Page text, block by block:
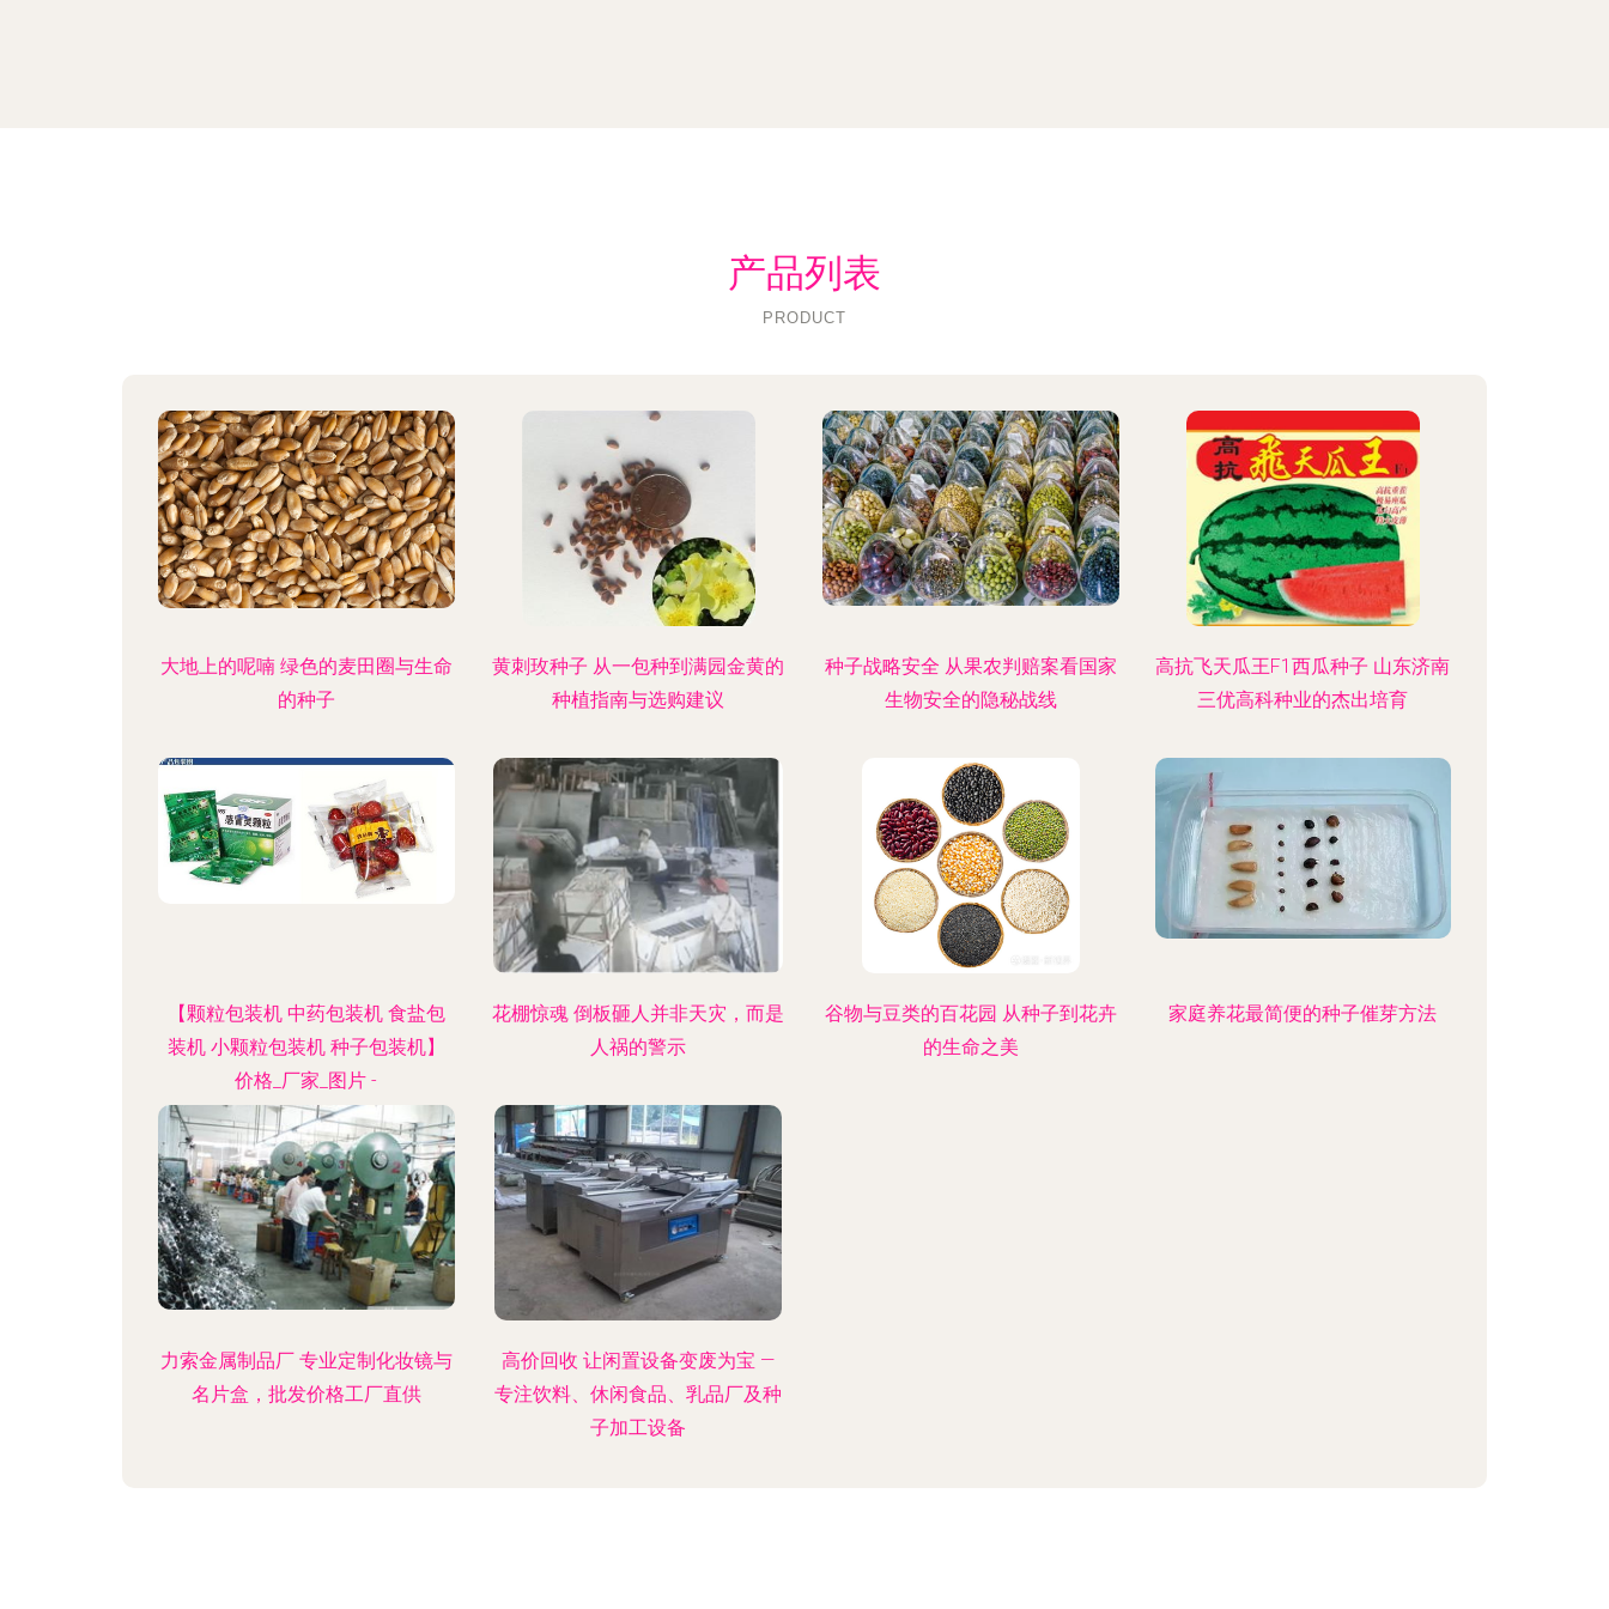
产品列表
PRODUCT
大地上的呢喃 绿色的麦田圈与生命
的种子
黄刺玫种子 从一包种到满园金黄的
种植指南与选购建议
种子战略安全 从果农判赔案看国家
生物安全的隐秘战线
高抗飞天瓜王F1西瓜种子 山东济南
三优高科种业的杰出培育
【颗粒包装机 中药包装机 食盐包
装机 小颗粒包装机 种子包装机】
价格_厂家_图片 -
花棚惊魂 倒板砸人并非天灾，而是
人祸的警示
谷物与豆类的百花园 从种子到花卉
的生命之美
家庭养花最简便的种子催芽方法
力索金属制品厂 专业定制化妆镜与
名片盒，批发价格工厂直供
高价回收 让闲置设备变废为宝 —
专注饮料、休闲食品、乳品厂及种
子加工设备